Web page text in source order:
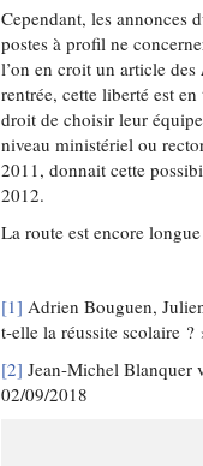
Cependant, les annonces
postes à profil ne
l’on en croit un article des
rentrée, cette liberté est
droit de choisir leur
niveau ministériel ou
2011, donnait cette
2012.
La route est encore
[1] Adrien Bouguen,
t-elle la réussite scolaire
[2] Jean-Michel Blanquer
02/09/2018